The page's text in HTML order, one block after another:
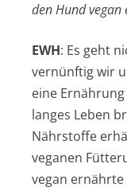
den Hund vegan
EWH: Es geht
vernünftig wir
eine
langes Leben
Nährstoffe
veganen
vegan